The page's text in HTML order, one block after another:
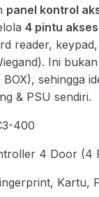
panel kontrol
4 pintu akses
reader,
Ini
sehingga
& PSU sendiri.
400
4 Door (4
Kartu,